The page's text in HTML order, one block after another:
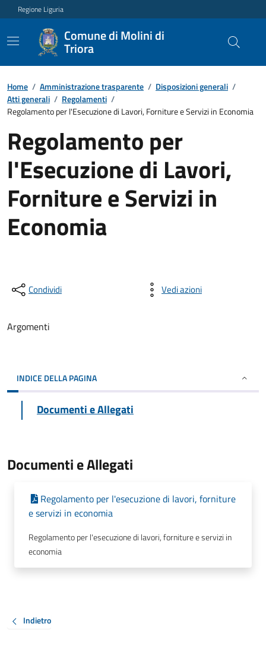
Regione Liguria
Comune di Molini di
Triora
Home / Amministrazione trasparente / Disposizioni generali /
Atti generali / Regolamenti /
Regolamento per l'Esecuzione di Lavori, Forniture e Servizi in Economia
Regolamento per
l'Esecuzione di Lavori,
Forniture e Servizi in
Economia
Condividi Vedi azioni
Argomenti
INDICE DELLA PAGINA
Documenti e Allegati
Documenti e Allegati
Regolamento per l'esecuzione di lavori, forniture
e servizi in economia
Regolamento per l'esecuzione di lavori, forniture e servizi in
economia
Indietro